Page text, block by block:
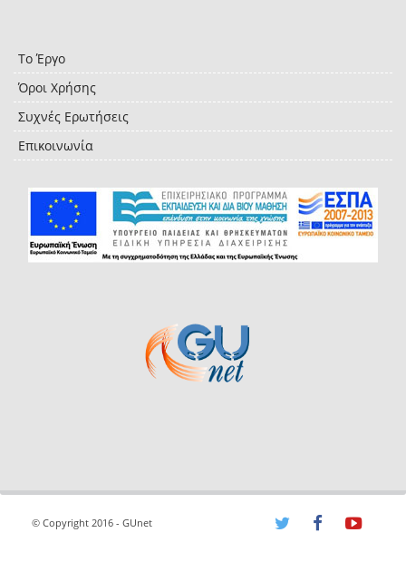
Το Έργο
Όροι Χρήσης
Συχνές Ερωτήσεις
Επικοινωνία
© Copyright 2016 - GUnet